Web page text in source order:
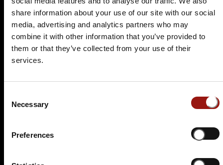
share information about your use of our site with our social
media, advertising and analytics partners who may
combine it with other information that you’ve provided to
them or that they’ve collected from your use of their
services.
Selection
Necessary
Preferences
zahlreichen historischen Sehenswürdigkeiten wider.
Ein absolutes Highlight ist das imposante Schloss
Moers, das im 13. Jahrhundert erbaut wurde und
majestätisch über der Stadt thront. Die malerische
Altstadt mit ihren liebevoll restaurierten
ein und vermittelt ein Gefühl von vergangener Zeit.
genießen und in kleinen Cafés und Geschäften
Moers ist auch ein lebendiger Ort für Kunst und Kultur.